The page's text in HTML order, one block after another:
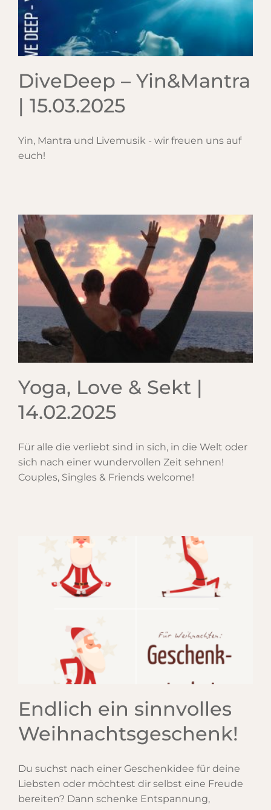
DiveDeep – Yin&Mantra
| 15.03.2025
Yin, Mantra und Livemusik - wir freuen uns auf
euch!
Yoga, Love & Sekt |
14.02.2025
Für alle die verliebt sind in sich, in die Welt oder
sich nach einer wundervollen Zeit sehnen!
Couples, Singles & Friends welcome!
Endlich ein sinnvolles
Weihnachtsgeschenk!
Du suchst nach einer Geschenkidee für deine
Liebsten oder möchtest dir selbst eine Freude
bereiten? Dann schenke Entspannung,